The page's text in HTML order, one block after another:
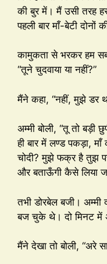
की बुर में। मैं उसी तरह
पहली बार माँ-बेटी दोनों
कामुकता से भरकर हम
“तूने चुदवाया या नहीं?”
मैंने कहा, “नहीं, मुझे डर
अम्मी बोली, “तू तो बड़ी
ही बार में लण्ड पकड़ा, माँ
चोदी? मुझे फक्र है तुझ
और बताऊँगी कैसे लिया
तभी डोरबेल बजी।
बज चुके थे। दो मिनट में
मैंने देखा तो बोली, “अरे